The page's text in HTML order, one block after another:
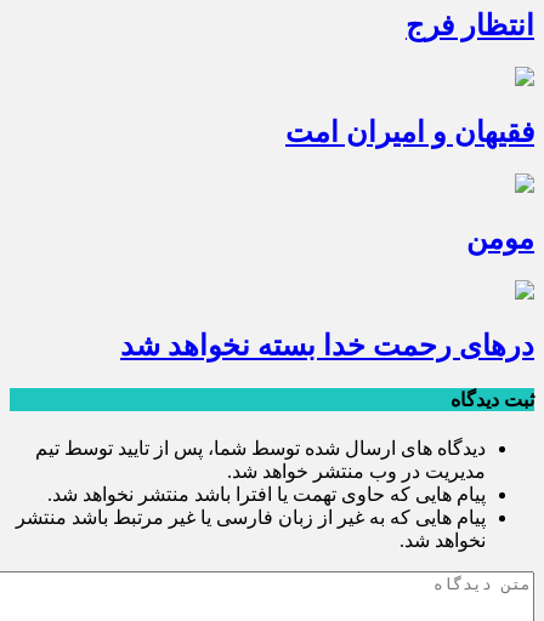
انتظار فرج
فقیهان و امیران امت
مومن
درهای رحمت خدا بسته نخواهد شد
ثبت دیدگاه
دیدگاه های ارسال شده توسط شما، پس از تایید توسط تیم
مدیریت در وب منتشر خواهد شد.
پیام هایی که حاوی تهمت یا افترا باشد منتشر نخواهد شد.
پیام هایی که به غیر از زبان فارسی یا غیر مرتبط باشد منتشر
نخواهد شد.